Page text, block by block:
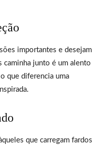
importantes e desejam
caminha junto é um alento
que diferencia uma
que carregam fardos